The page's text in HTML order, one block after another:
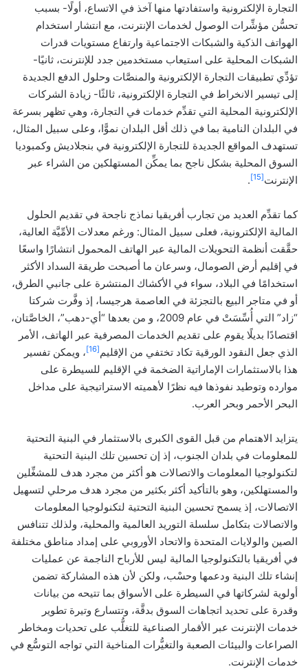
التجارة الإلكترونية واستفادتها منها آخذ في الاتساع، أولًا- بسبب
تحسُّن مؤشِّرات الوصول لخدمات الإنترنت، مع انتشار استخدام
الهواتف الذكية والشبكات الاجتماعية وارتفاع مستويات قدرات
الشبكات المحلية على استيعاب مستخدمين جدد للإنترنت، ثانيًا-
تؤدِّي تطبيقات التجارة الإلكترونية والمنصَّات وحلول الدفع الجديدة
إلى تيسير الانخراط في التجارة الإلكترونية، ثالثًا- زيادة الشركات
الإلكترونية المحلية التي تقدِّم خدمات في التجارة، وهي تظهر بسرعة
في البلدان النامية بما في ذلك أقل البلدان نموًّا، وعلى سبيل المثال،
تستهدف المواقع الجديدة للتجارة الإلكترونية في بنجلاديش وكمبوديا
السوق المحلية بشكل ناجح بما يمكِّن المستهلكين من الشراء عبر
الإنترنت[15]
.
كما تقدِّم العديد من تجارب أفريقيا نماذج ناجحة في تقديم الحلول
المالية الإلكترونية، فعلى سبيل المثال: ورغم معدلات الأمِّيَّة العالية،
حقَّقت أنظمة التحويلات المالية عبر الهاتف المحمول انتشارًا واسعًا
في إقليم أرض الصومال، وسرعان ما أصبحت طريقة السداد الأكثر
استخدامًا في البلاد، سواء في الأكشاك المنتشرة على جانبي الطرق،
أو في متاجر البيع بالتجزئة في العاصمة هرجيسا، إذ وفَّرت شركتا
“زاد” التي أُسِّسَتْ في عام 2009، و من بعدها “أي-دهب”، الخاصَّتان،
اقتصادًا بديلًا يقوم على تقديم الخدمات المصرفية عبر الهاتف، الأمر
الذي جعل النقود الورقية تكاد تختفي من الإقليم[16]
، ويمكن تفسير
هذا بالاستثمارات الإماراتية الضخمة في الإقليم للسيطرة على
موارده وتوطيد نفوذها فيه نظرًا لأهميته الاستراتيجية على مداخل
البحر الأحمر وبحر العرب.
يتزايد الاهتمام من قبل القوى الكبرى بالاستثمار في البنية التحتية
للمعلومات في بلدان الجنوب، إذ إن تحسين تلك البنية التحتية
لتكنولوجيا المعلومات والاتصالات هو أكثر من مجرد هدف للمشغِّلين
والمستهلكين، وهو بالتأكيد أكثر بكثير من مجرد هدف مرحلي لتسهيل
الاتصالات، إذ يسمح تحسين البنية التحتية لتكنولوجيا المعلومات
والاتصالات بتكامل سلسلة التوريد العالمية والمحلية، ولذلك تتنافس
الصين والولايات المتحدة والاتحاد الأوروبي على إمداد مناطق مختلفة
في أفريقيا بالتكنولوجيا المالية ليس للأرباح الناجمة عن عمليات
إنشاء تلك البنية ودعمها وحسْب، ولكن لأن هذه المشاركة تضمن
أولوية لشركاتها في السيطرة على الأسواق بما تتيحه من بيانات
وقدرة على تحديد اتجاهات السوق بدقَّة، وتتسارع وتيرة تطوير
خدمات الإنترنت عبر الأقمار الصناعية للتغلُّب على تحديات ومخاطر
الصراعات والبيئات الصعبة والتغيُّرات المناخية التي تواجه التوسُّع في
خدمات الإنترنت.